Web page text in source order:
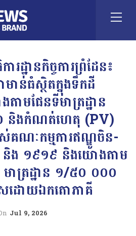
ារដ្ឋានកិច្ចការព្រំដែន៖
ាន់ធំស្ថិតក្នុងទឹកដី
តាមផែនទីមាត្រដ្ឋាន
និងកំណត់ហេតុ (PV)
គណៈកម្មការឥណ្ឌូចិន-
ង ១៩១៩ និងយោងតាម
ាត្រដ្ឋាន ១/៥០ ០០០
ដោយឯកតោភាគី
Jul 9, 2026